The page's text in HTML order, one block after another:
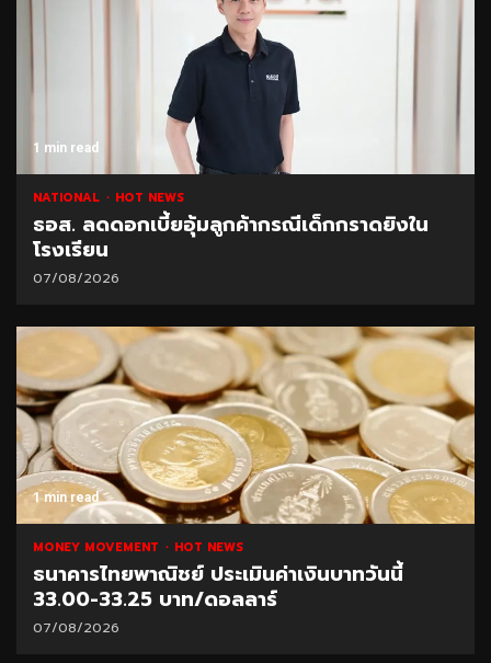
1 min read
NATIONAL HOT NEWS
ธอส. ลดดอกเบี้ยอุ้มลูกค้ากรณีเด็กกราดยิงใน
โรงเรียน
07/08/2026
1 min read
MONEY MOVEMENT HOT NEWS
ธนาคารไทยพาณิชย์ ประเมินค่าเงินบาทวันนี้
33.00-33.25 บาท/ดอลลาร์
07/08/2026